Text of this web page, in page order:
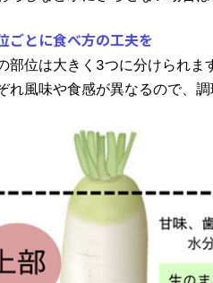
ごとに食べ方の工夫を
部位は大きく3つに分けられま
れ風味や食感が異なるので、